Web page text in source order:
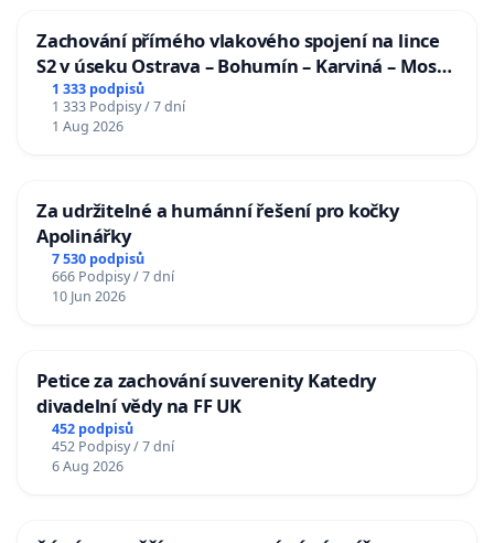
Zachování přímého vlakového spojení na lince
S2 v úseku Ostrava – Bohumín – Karviná – Mosty
u Jablunkova
1 333 podpisů
1 333 Podpisy / 7 dní
1 Aug 2026
Za udržitelné a humánní řešení pro kočky
Apolinářky
7 530 podpisů
666 Podpisy / 7 dní
10 Jun 2026
Petice za zachování suverenity Katedry
divadelní vědy na FF UK
452 podpisů
452 Podpisy / 7 dní
6 Aug 2026